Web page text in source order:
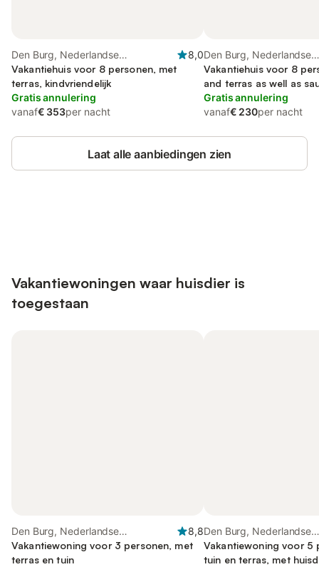
Den Burg, Nederlandse
waddeneilanden
8,0
Vakantiehuis voor 8 personen, met
terras, kindvriendelijk
Gratis annulering
vanaf€ 353per nacht
Den Burg, Nederlandse
waddeneilanden
Vakantiehuis voor 8
and terras as well as
huisdier
Gratis annulering
vanaf€ 230per nacht
Laat alle aanbiedingen zien
Vakantiewoningen waar huisdier is
toegestaan
Den Burg, Nederlandse
waddeneilanden
8,8
Vakantiewoning voor 3 personen, met
terras en tuin
Den Burg, Nederlandse
waddeneilanden
Vakantiewoning voor 5
tuin en terras, met